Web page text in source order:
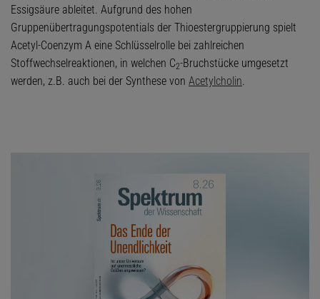
Essigsäure ableitet. Aufgrund des hohen
Gruppenübertragungspotentials der Thioestergruppierung spielt
Acetyl-Coenzym A eine Schlüsselrolle bei zahlreichen
Stoffwechselreaktionen, in welchen C2-Bruchstücke umgesetzt
werden, z.B. auch bei der Synthese von Acetylcholin.